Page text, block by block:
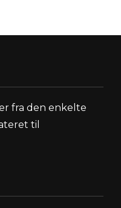
fra den enkelte
til